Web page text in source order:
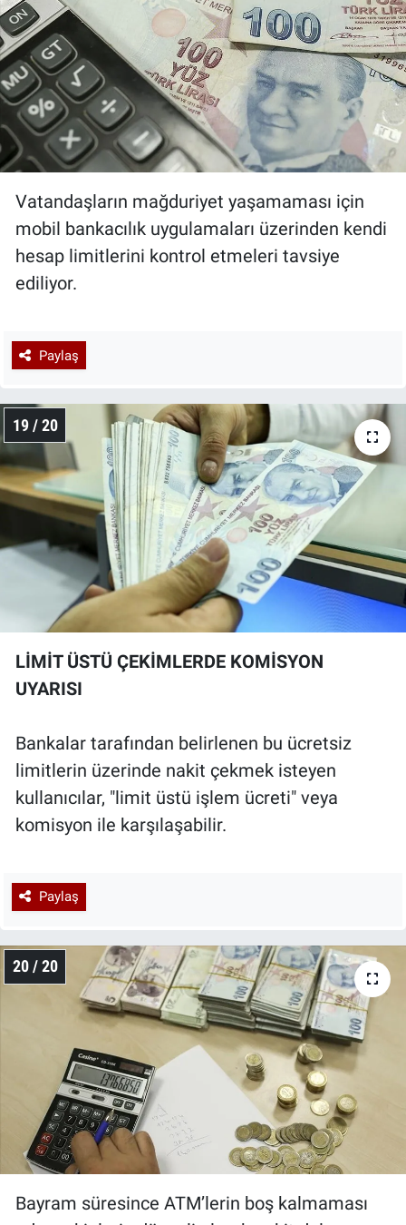
Vatandaşların mağduriyet yaşamaması için
mobil bankacılık uygulamaları üzerinden kendi
hesap limitlerini kontrol etmeleri tavsiye
ediliyor.
Paylaş
19 / 20
LİMİT ÜSTÜ ÇEKİMLERDE KOMİSYON
UYARISI
Bankalar tarafından belirlenen bu ücretsiz
limitlerin üzerinde nakit çekmek isteyen
kullanıcılar, "limit üstü işlem ücreti" veya
komisyon ile karşılaşabilir.
Paylaş
20 / 20
Bayram süresince ATM’lerin boş kalmaması